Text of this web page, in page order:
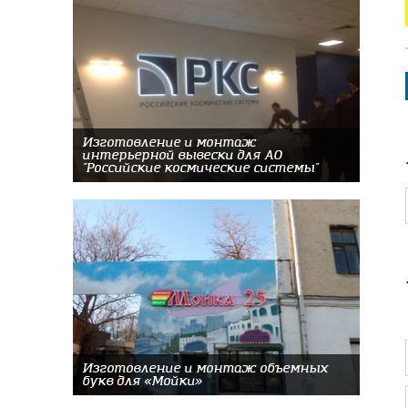
Изготовление и монтаж
интерьерной вывески для АО
"Российские космические системы"
Изготовление и монтаж объемных
букв для «Мойки»